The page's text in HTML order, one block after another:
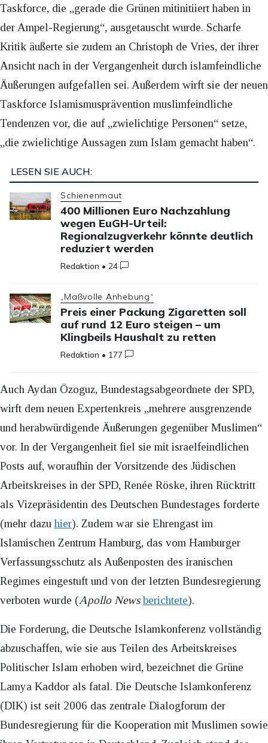
Taskforce, die „gerade die Grünen mitinitiiert haben in
der Ampel-Regierung“, ausgetauscht wurde. Scharfe
Kritik äußerte sie zudem an Christoph de Vries, der ihrer
Ansicht nach in der Vergangenheit durch islamfeindliche
Äußerungen aufgefallen sei. Außerdem wirft sie der neuen
Taskforce Islamismusprävention muslimfeindliche
Tendenzen vor, die auf „zwielichtige Personen“ setze,
„die zwielichtige Aussagen zum Islam gemacht haben“.
LESEN SIE AUCH:
Schienenmaut
400 Millionen Euro Nachzahlung
wegen EuGH-Urteil:
Regionalzugverkehr könnte deutlich
reduziert werden
Redaktion •24
„Maßvolle Anhebung“
Preis einer Packung Zigaretten soll
auf rund 12 Euro steigen – um
Klingbeils Haushalt zu retten
Redaktion • 177
Auch Aydan Özoguz, Bundestagsabgeordnete der SPD,
wirft dem neuen Expertenkreis „mehrere ausgrenzende
und herabwürdigende Äußerungen gegenüber Muslimen“
vor. In der Vergangenheit fiel sie mit israelfeindlichen
Posts auf, woraufhin der Vorsitzende des Jüdischen
Arbeitskreises in der SPD, Renée Röske, ihren Rücktritt
als Vizepräsidentin des Deutschen Bundestages forderte
(mehr dazuhier). Zudem war sie Ehrengast im
Islamischen Zentrum Hamburg, das vom Hamburger
Verfassungsschutz als Außenposten des iranischen
Regimes eingestuft und von der letzten Bundesregierung
verboten wurde (Apollo News berichtete).
Die Forderung, die Deutsche Islamkonferenz vollständig
abzuschaffen, wie sie aus Teilen des Arbeitskreises
Politischer Islam erhoben wird, bezeichnet die Grüne
Lamya Kaddor als fatal. Die Deutsche Islamkonferenz
(DIK) ist seit 2006 das zentrale Dialogforum der
Bundesregierung für die Kooperation mit Muslimen sowie